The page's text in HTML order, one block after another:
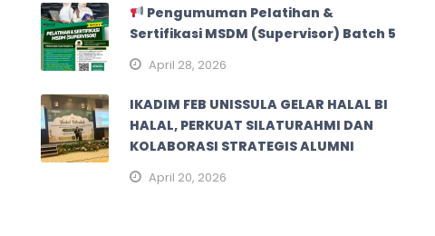
Pengumuman Pelatihan &
Sertifikasi MSDM (Supervisor) Batch 5
April 28, 2026
IKADIM FEB UNISSULA GELAR HALAL BI
HALAL, PERKUAT SILATURAHMI DAN
KOLABORASI STRATEGIS ALUMNI
April 20, 2026